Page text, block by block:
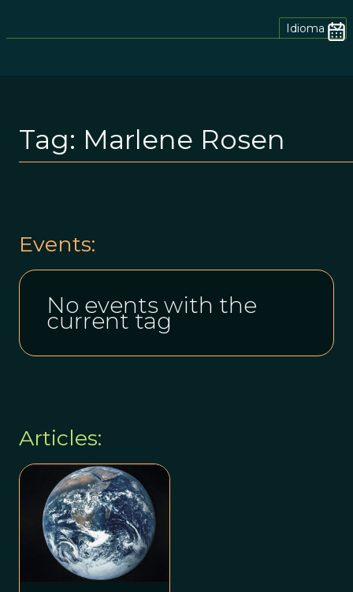
Idioma
Tag: Marlene Rosen
Events:
No events with the
current tag
Articles: